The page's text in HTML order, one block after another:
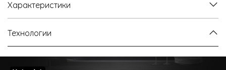
Характеристики
Технологии